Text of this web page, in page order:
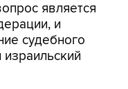
является
и
судебного